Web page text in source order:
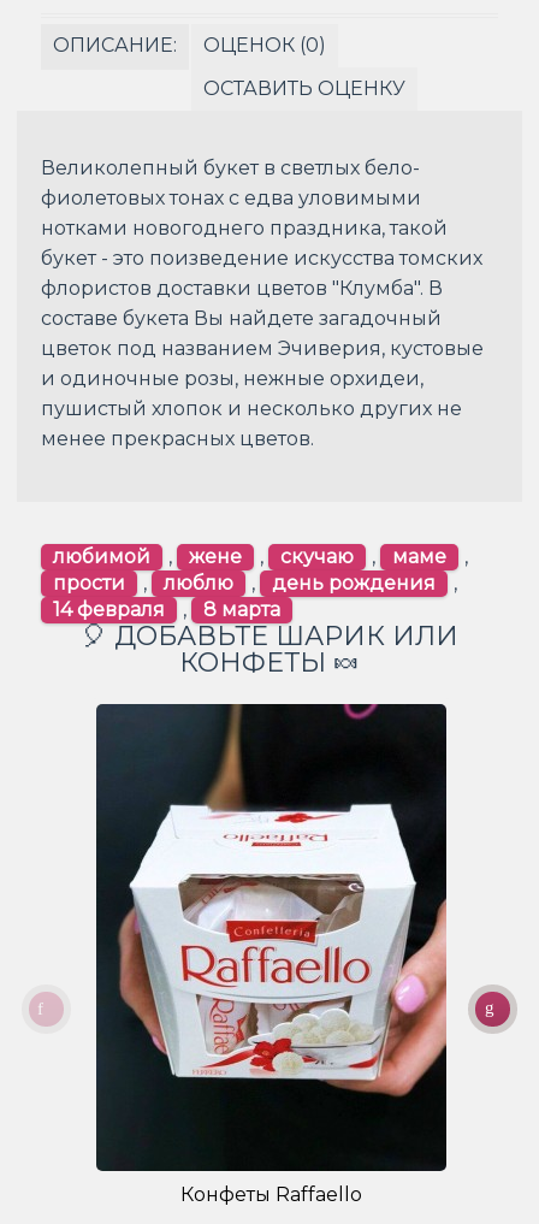
ОПИСАНИЕ:
ОЦЕНОК (0)
ОСТАВИТЬ ОЦЕНКУ
Великолепный букет в светлых бело-
фиолетовых тонах с едва уловимыми
нотками новогоднего праздника, такой
букет - это поизведение искусства томских
флористов доставки цветов "Клумба". В
составе букета Вы найдете загадочный
цветок под названием Эчиверия, кустовые
и одиночные розы, нежные орхидеи,
пушистый хлопок и несколько других не
менее прекрасных цветов.
любимой , жене , скучаю , маме
,
прости
, люблю , день рождения
,
14 февраля
, 8 марта
🎈 ДОБАВЬТЕ ШАРИК ИЛИ
КОНФЕТЫ 🍬
Конфеты Raffaello